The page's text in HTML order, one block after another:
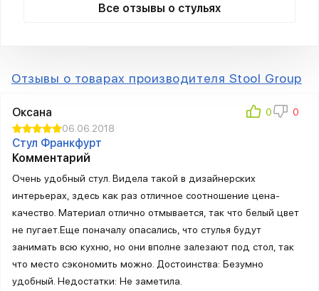
Все отзывы о стульях
Отзывы о товарах производителя Stool Group
Оксана
06.06.2018
Стул Франкфурт
Комментарий
Очень удобный стул. Видела такой в дизайнерских
интерьерах, здесь как раз отличное соотношение цена-
качество. Материал отлично отмывается, так что белый цвет
не пугает.Еще поначалу опасались, что стулья будут
занимать всю кухню, но они вполне залезают под стол, так
что место сэкономить можно. Достоинства: Безумно
удобный. Недостатки: Не заметила.